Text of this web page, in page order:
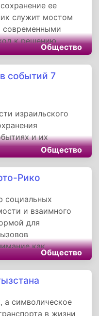
ее
служит мостом
к решению
труда
Иран
в которой
традициям и
Общество
событий 7
израильского
и их
для
дня выходит за
в акт
памяти — от
архивов —
традицию с
Общество
Рико
социальных
и взаимного
для
как
Инициатива
по
способна
Общество
а символическое
в жизни